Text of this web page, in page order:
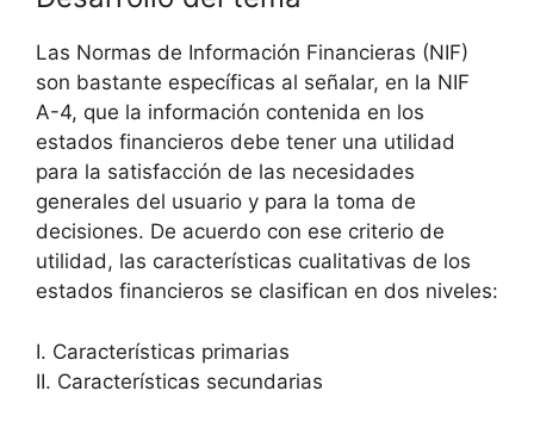
Las Normas de Información Financieras (NIF)
son bastante específicas al señalar, en la NIF
A-4, que la información contenida en los
estados financieros debe tener una utilidad
para la satisfacción de las necesidades
generales del usuario y para la toma de
decisiones. De acuerdo con ese criterio de
utilidad, las características cualitativas de los
estados financieros se clasifican en dos niveles:
I. Características primarias
II. Características secundarias